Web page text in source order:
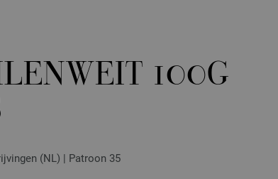
100G
(NL) | Patroon 35